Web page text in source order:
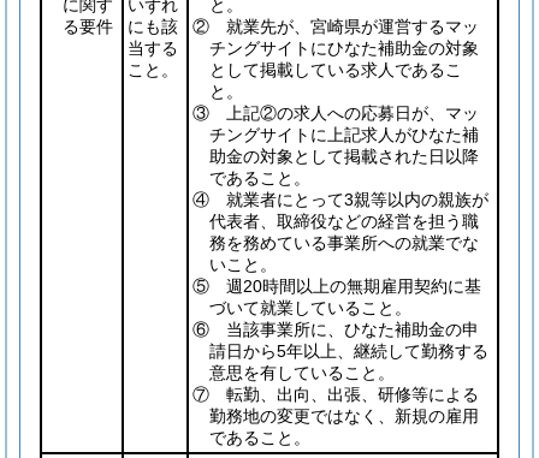
に関す
る要件
いずれ
にも該
当する
こと。
と。
② 就業先が、宮崎県が運営するマッ
チングサイトにひなた補助金の対象
として掲載している求人であるこ
と。
③ 上記②の求人への応募日が、マッ
チングサイトに上記求人がひなた補
助金の対象として掲載された日以降
であること。
④ 就業者にとって3親等以内の親族が
代表者、取締役などの経営を担う職
務を務めている事業所への就業でな
いこと。
⑤ 週20時間以上の無期雇用契約に基
づいて就業していること。
⑥ 当該事業所に、ひなた補助金の申
請日から5年以上、継続して勤務する
意思を有していること。
⑦ 転勤、出向、出張、研修等による
勤務地の変更ではなく、新規の雇用
であること。